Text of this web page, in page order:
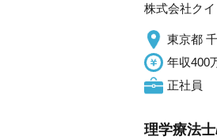
株式会社クイ
東京都
年収400
正社員
理学療法